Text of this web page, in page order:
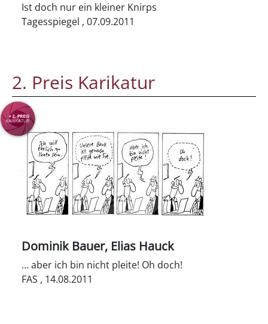
Ist doch nur ein kleiner Knirps
Tagesspiegel , 07.09.2011
2. Preis Karikatur
Dominik Bauer, Elias Hauck
… aber ich bin nicht pleite! Oh doch!
FAS , 14.08.2011